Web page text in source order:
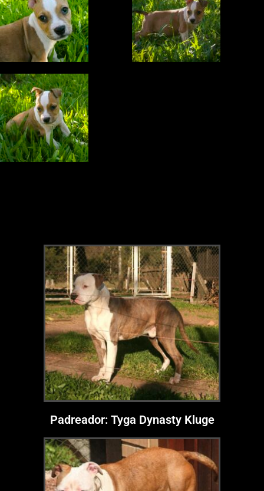
Padreador: Tyga Dynasty Kluge